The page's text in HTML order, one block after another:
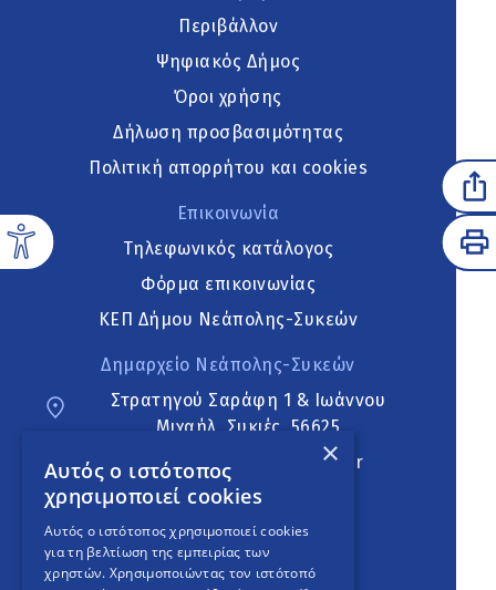
Περιβάλλον
Ψηφιακός Δήμος
Όροι χρήσης
Δήλωση προσβασιμότητας
Πολιτική απορρήτου και cookies
Επικοινωνία
Τηλεφωνικός κατάλογος
Φόρμα επικοινωνίας
ΚΕΠ Δήμου Νεάπολης-Συκεών
Δημαρχείο Νεάπολης-Συκεών
Στρατηγού Σαράφη 1 & Ιωάννου
Μιχαήλ, Συκιές, 56625
neapoli.sykies@ddt.gov.gr
Ακολουθήστε
×
Αυτός ο ιστότοπος
χρησιμοποιεί cookies
Αυτός ο ιστότοπος χρησιμοποιεί cookies
για τη βελτίωση της εμπειρίας των
χρηστών. Χρησιμοποιώντας τον ιστότοπό